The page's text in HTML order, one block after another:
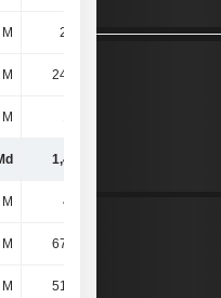
2,42 M 4,3 M
24,43 M
1,47 Md
450 M
67,93 M
51,31 M